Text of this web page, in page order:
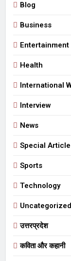
Blog
Business
Entertainment
Health
International
Interview
News
Special Article
Sports
Technology
Uncategorized
उत्तरप्रदेश
कविता और कहानी